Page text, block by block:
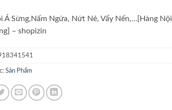
Á Sừng,Nấm Ngứa, Nứt Nẻ, Vẩy Nến,…[Hàng Nội
– shopizin
Sản Phẩm